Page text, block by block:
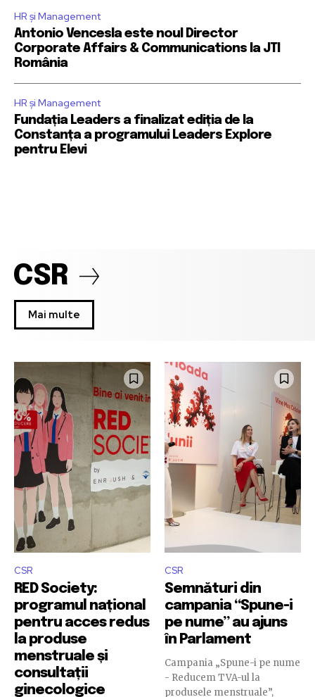
HR și Management
Antonio Vencesla este noul Director
Corporate Affairs & Communications la JTI
România
HR și Management
Fundația Leaders a finalizat ediția de la
Constanța a programului Leaders Explore
pentru Elevi
CSR
Mai multe
CSR
RED Society:
programul național
pentru acces redus
la produse
menstruale și
consultații
ginecologice
CSR
Semnături din
campania “Spune-i
pe nume” au ajuns
în Parlament
Campania „Spune-i pe nume
- Reducem TVA-ul la
produsele menstruale”,